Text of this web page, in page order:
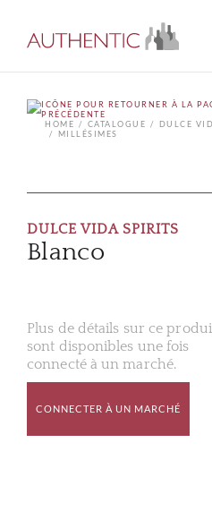
HOME
CATALOGUE DULCE
MILLÉSIMES
DULCE VIDA SPIRITS
Blanco
Plus de détails sur ce
sont disponibles une fois
connecté à un marché.
CONNECTER À UN MARCHÉ